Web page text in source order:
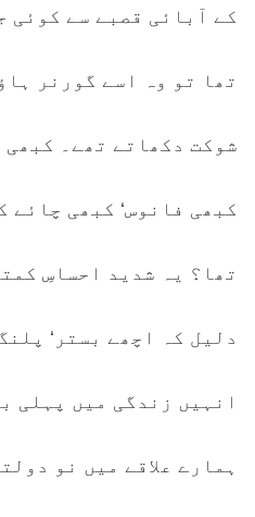
کے آبائی قصبے سے کوئی
تھا تو وہ اسے گورنر
شوکت دکھاتے تھے۔ کبھی
کبھی فانوس‘ کبھی چائے
تھا؟ یہ شدید احساسِ
دلیل کہ اچھے بستر‘
انہیں زندگی میں پہلی
ہمارے علاقے میں نو